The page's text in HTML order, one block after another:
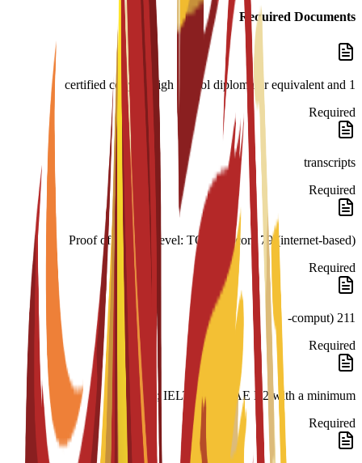
Required Documents
1 certified copy of high school diploma or equivalent and
Required
transcripts
Required
Proof of English level: TOEFL score 79 (internet-based)
Required
211 (comput-
Required
er-based); IELTS 6.0; CAE B2 with a minimum
Required